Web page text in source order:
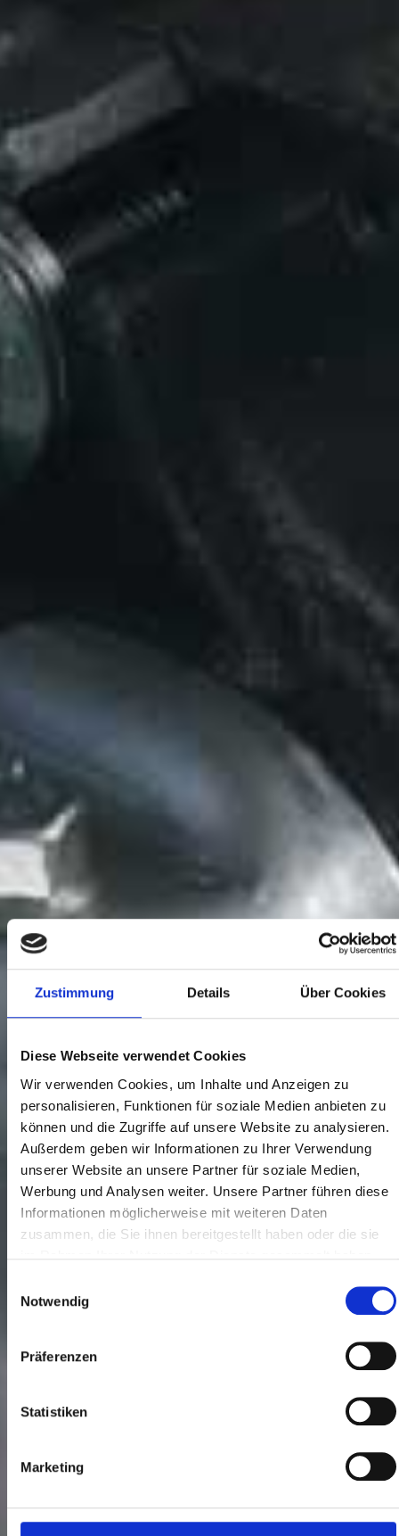
Zustimmung Details Über Cookies
Diese Webseite verwendet Cookies
Wir verwenden Cookies, um Inhalte und Anzeigen zu
personalisieren, Funktionen für soziale Medien anbieten zu
können und die Zugriffe auf unsere Website zu analysieren.
Außerdem geben wir Informationen zu Ihrer Verwendung
unserer Website an unsere Partner für soziale Medien,
Werbung und Analysen weiter. Unsere Partner führen diese
Informationen möglicherweise mit weiteren Daten
zusammen, die Sie ihnen bereitgestellt haben oder die sie
Notwendig
Präferenzen
Statistiken
Marketing